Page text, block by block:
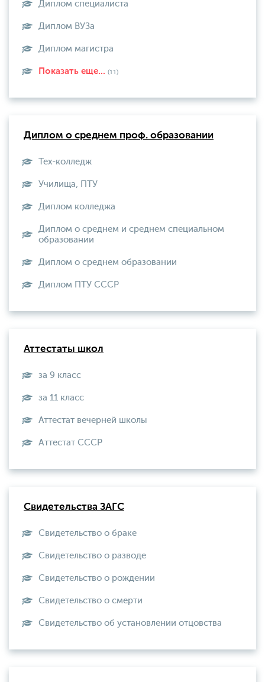
Диплом специалиста
Диплом ВУЗа
Диплом магистра
Показать еще... (11)
Диплом о среднем проф. образовании
Тех-колледж
Училища, ПТУ
Диплом колледжа
Диплом о среднем и среднем специальном
образовании
Диплом о среднем образовании
Диплом ПТУ СССР
Аттестаты школ
за 9 класс
за 11 класс
Аттестат вечерней школы
Aттестат СССР
Свидетельства ЗАГС
Свидетельство о браке
Свидетельство о разводе
Свидетельство о рождении
Свидетельство о смерти
Свидетельство об установлении отцовства